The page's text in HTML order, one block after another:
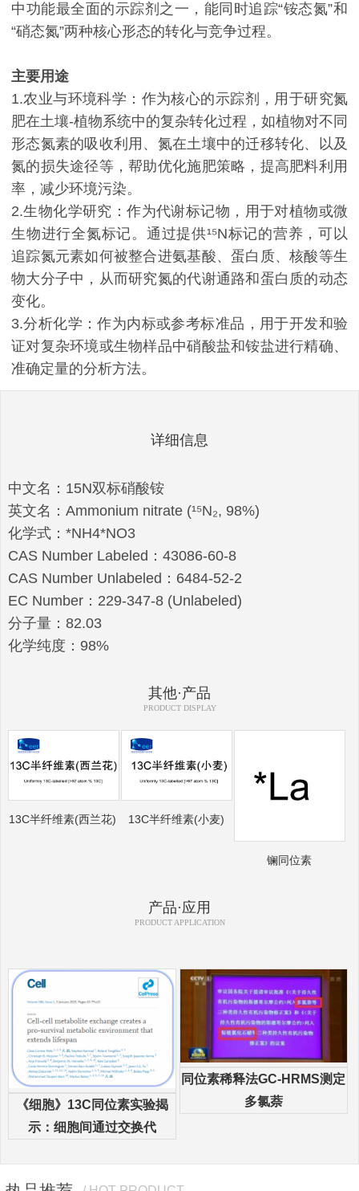
中功能最全面的示踪剂之一，能同时追踪“铵态氮”和
“硝态氮”两种核心形态的转化与竞争过程。
主要用途
1.农业与环境科学：作为核心的示踪剂，用于研究氮
肥在土壤-植物系统中的复杂转化过程，如植物对不同
形态氮素的吸收利用、氮在土壤中的迁移转化、以及
氮的损失途径等，帮助优化施肥策略，提高肥料利用
率，减少环境污染。
2.生物化学研究：作为代谢标记物，用于对植物或微
生物进行全氮标记。通过提供¹⁵N标记的营养，可以
追踪氮元素如何被整合进氨基酸、蛋白质、核酸等生
物大分子中，从而研究氮的代谢通路和蛋白质的动态
变化。
3.分析化学：作为内标或参考标准品，用于开发和验
证对复杂环境或生物样品中硝酸盐和铵盐进行精确、
准确定量的分析方法。
详细信息
中文名：15N双标硝酸铵
英文名：Ammonium nitrate (¹⁵N₂, 98%)
化学式：*NH4*NO3
CAS Number Labeled：43086-60-8
CAS Number Unlabeled：6484-52-2
EC Number：229-347-8 (Unlabeled)
分子量：82.03
化学纯度：98%
其他·产品
PRODUCT DISPLAY
13C半纤维素(西兰花) 13C半纤维素(小麦)
镧同位素
产品·应用
PRODUCT APPLICATION
《细胞》13C同位素实验揭
示：细胞间通过交换代
同位素稀释法GC-HRMS测定
多氯萘